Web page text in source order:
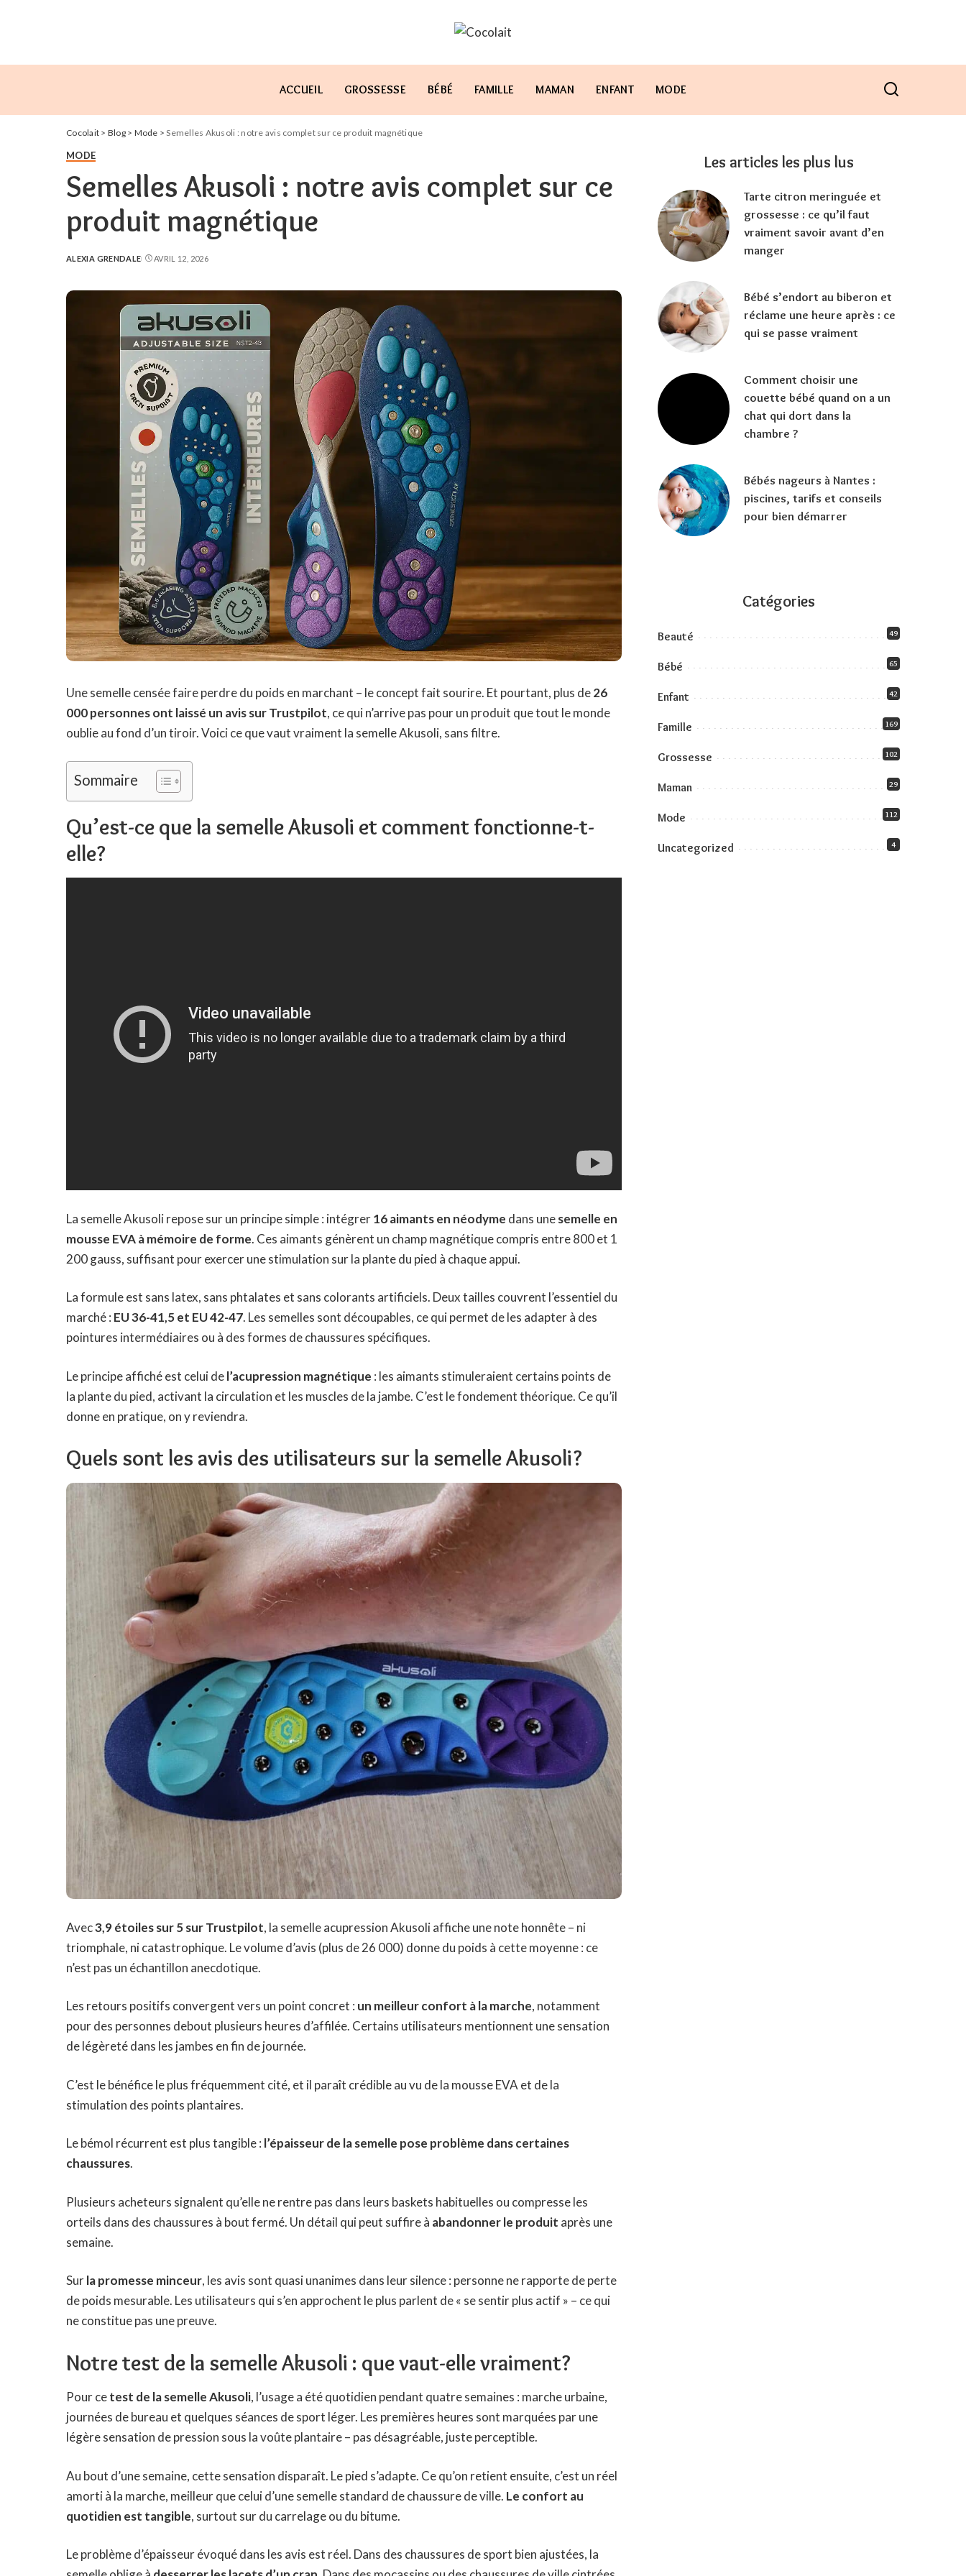
ACCUEIL GROSSESSE BÉBÉ FAMILLE MAMAN ENFANT MODE
Cocolait > Blog> Mode >Semelles Akusoli : notre avis complet sur ce produit magnétique
MODE
Semelles Akusoli : notre avis complet sur ce
produit magnétique
POSTED
ALEXIA GRENDALE AVRIL 12, 2026
Une semelle censée faire perdre du poids en marchant – le concept fait sourire. Et pourtant, plus de26
000 personnes ont laissé un avis sur Trustpilot, ce qui n’arrive pas pour un produit que tout le monde
oublie au fond d’un tiroir. Voici ce que vaut vraiment la semelle Akusoli, sans filtre.
Sommaire
Qu’est-ce que la semelle Akusoli et comment fonctionne-t-
elle?
La semelle Akusoli repose sur un principe simple : intégrer16 aimants en néodyme dans unesemelle en
mousse EVA à mémoire de forme. Ces aimants génèrent un champ magnétique compris entre 800 et 1
200 gauss, suffisant pour exercerune stimulation sur la plante du pied à chaque appui.
La formule est sans latex, sans phtalates et sans colorants artificiels. Deux tailles couvrent l’essentiel du
marché : EU 36-41,5 et EU 42-47. Les semelles sont découpables, ce qui permet de les adapter à des
pointures intermédiaires ou à des formes de chaussures spécifiques.
Le principe affiché est celui del’acupression magnétique : les aimants stimuleraient certains points de
la plante du pied, activant la circulation et les muscles de la jambe. C’est le fondement théorique. Ce qu’il
donne en pratique, on y reviendra.
Quels sont les avis des utilisateurs sur la semelle Akusoli?
Avec3,9 étoiles sur 5 sur Trustpilot, la semelle acupression Akusoli affiche une note honnête – ni
triomphale, ni catastrophique. Le volume d’avis (plus de 26 000) donne du poids à cette moyenne : ce
n’est pas un échantillon anecdotique.
Les retours positifs convergent vers un point concret : un meilleur confort à la marche, notamment
pour des personnes debout plusieurs heures d’affilée. Certains utilisateurs mentionnent une sensation
de légèreté dans les jambes en fin de journée.
C’est le bénéfice le plus fréquemment cité, et il paraît crédible au vu de la mousse EVA et de la
stimulation des points plantaires.
Le bémol récurrent est plus tangible : l’épaisseur de la semelle pose problème dans certaines
chaussures.
Plusieurs acheteurs signalent qu’elle ne rentre pas dans leurs baskets habituelles ou compresse les
orteils dans des chaussures à bout fermé. Un détail qui peut suffire à abandonner le produit après une
semaine.
Surla promesse minceur, les avis sont quasi unanimes dans leur silence : personne ne rapporte de perte
de poids mesurable. Les utilisateurs qui s’en approchent le plus parlent de « se sentir plus actif » – ce qui
ne constitue pas une preuve.
Notre test de la semelle Akusoli : que vaut-elle vraiment?
Pour cetest de la semelle Akusoli, l’usage a été quotidien pendant quatre semaines : marche urbaine,
journées de bureau et quelques séances de sport léger. Les premières heures sont marquées par une
légère sensation de pression sous la voûte plantaire – pas désagréable, juste perceptible.
Au bout d’une semaine, cette sensation disparaît. Le pied s’adapte. Ce qu’on retient ensuite, c’est un réel
amorti à la marche, meilleur que celui d’une semelle standard de chaussure de ville. Le confort au
quotidien est tangible, surtout sur du carrelage ou du bitume.
Le problème d’épaisseur évoqué dans les avis est réel. Dans des chaussures de sport bien ajustées, la
Les articles les plus lus
Tarte citron meringuée et
grossesse : ce qu’il faut
vraiment savoir avant d’en
manger
Bébé s’endort au biberon et
réclame une heure après : ce
qui se passe vraiment
Comment choisir une
couette bébé quand on a un
chat qui dort dans la
chambre ?
Bébés nageurs à Nantes :
piscines, tarifs et conseils
pour bien démarrer
Catégories
Beauté 49
Bébé 65
Enfant 42
Famille 169
Grossesse 102
Maman 29
Mode 112
Uncategorized 4